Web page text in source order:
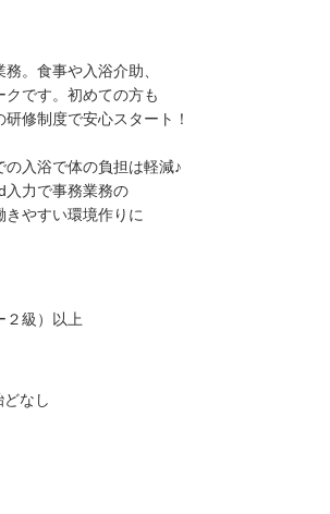
。食事や入浴介助、
クです。初めての方も
修制度で安心スタート！
の入浴で体の負担は軽減♪
入力で事務業務の
やすい環境作りに
２級）以上
なし